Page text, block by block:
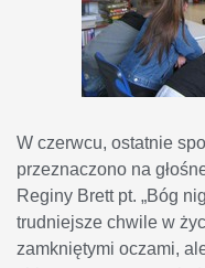
W czerwcu, ostatnie
przeznaczono na
Reginy Brett pt. „Bóg
trudniejsze chwile w
zamkniętymi oczami,